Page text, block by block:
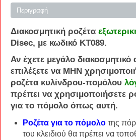
Περιγραφή
Διακοσμητική ροζέτα
Disec, με κωδικό KT089.
Αν έχετε μεγάλο διακοσμητικό
επιλέξετε να ΜΗΝ
ροζέτα κυλίνδρου-πομόλου
πρέπει να χρησιμοποιήσετε
για το πόμολο όπως αυτή.
Ροζέτα για το πόμολο της
του κλειδιού θα πρέπει να